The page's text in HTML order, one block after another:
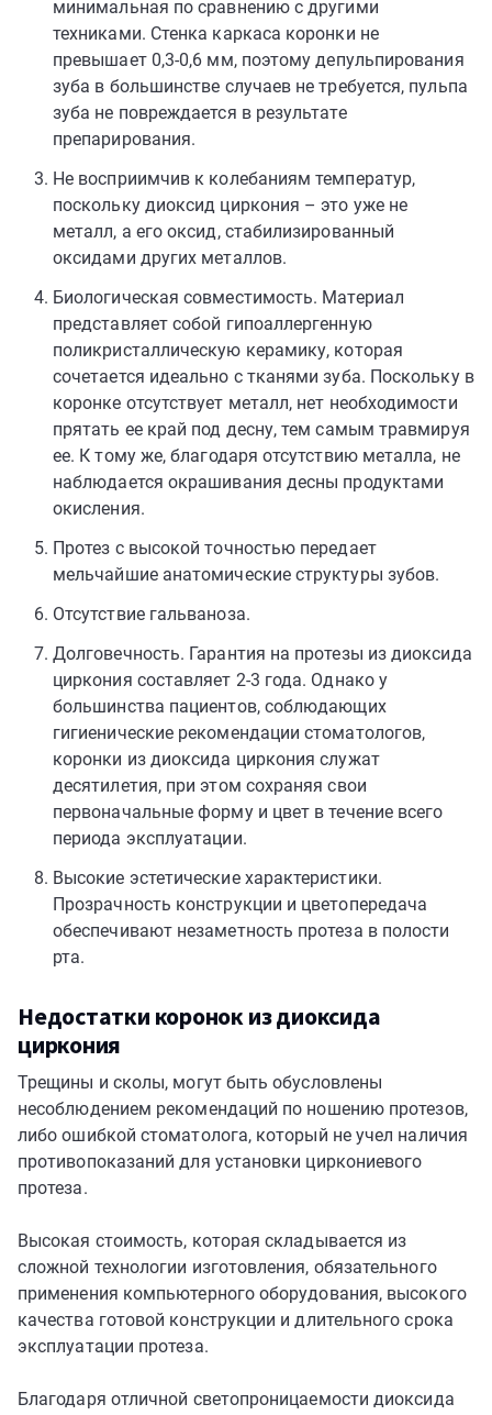
минимальная по сравнению с другими
техниками. Стенка каркаса коронки не
превышает 0,3-0,6 мм, поэтому депульпирования
зуба в большинстве случаев не требуется, пульпа
зуба не повреждается в результате
препарирования.
Не восприимчив к колебаниям температур,
поскольку диоксид циркония – это уже не
металл, а его оксид, стабилизированный
оксидами других металлов.
Биологическая совместимость. Материал
представляет собой гипоаллергенную
поликристаллическую керамику, которая
сочетается идеально с тканями зуба. Поскольку в
коронке отсутствует металл, нет необходимости
прятать ее край под десну, тем самым травмируя
ее. К тому же, благодаря отсутствию металла, не
наблюдается окрашивания десны продуктами
окисления.
Протез с высокой точностью передает
мельчайшие анатомические структуры зубов.
Отсутствие гальваноза.
Долговечность. Гарантия на протезы из диоксида
циркония составляет 2-3 года. Однако у
большинства пациентов, соблюдающих
гигиенические рекомендации стоматологов,
коронки из диоксида циркония служат
десятилетия, при этом сохраняя свои
первоначальные форму и цвет в течение всего
периода эксплуатации.
Высокие эстетические характеристики.
Прозрачность конструкции и цветопередача
обеспечивают незаметность протеза в полости
рта.
Недостатки коронок из диоксида
циркония
Трещины и сколы, могут быть обусловлены
несоблюдением рекомендаций по ношению протезов,
либо ошибкой стоматолога, который не учел наличия
противопоказаний для установки циркониевого
протеза.
Высокая стоимость, которая складывается из
сложной технологии изготовления, обязательного
применения компьютерного оборудования, высокого
качества готовой конструкции и длительного срока
эксплуатации протеза.
Благодаря отличной светопроницаемости диоксида